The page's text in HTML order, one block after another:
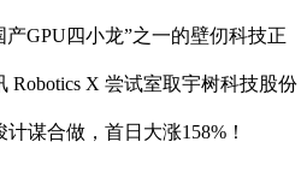
GPU四小龙”之一的壁仞科技正
Robotics X 尝试室取宇树科技股份
谋合做，首日大涨158%！